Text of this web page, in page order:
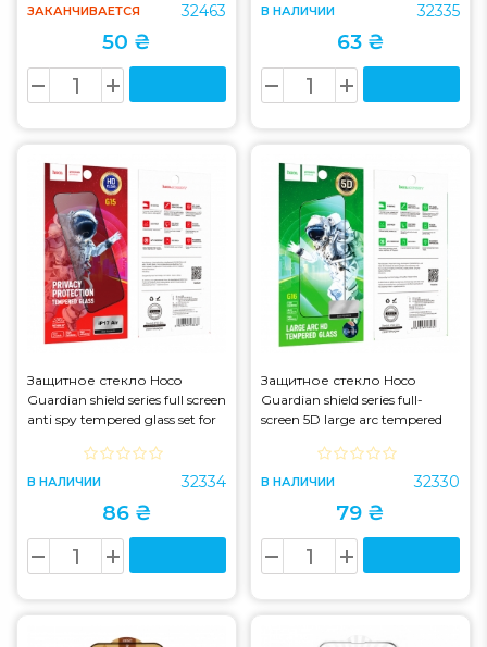
ЗАКАНЧИВАЕТСЯ 32463
50 ₴
В НАЛИЧИИ 32335
63 ₴
Защитное стекло Hoco
Guardian shield series full screen
anti spy tempered glass set for
В НАЛИЧИИ 32334
86 ₴
Защитное стекло Hoco
Guardian shield series full-
screen 5D large arc tempered
Black (G16)
В НАЛИЧИИ 32330
79 ₴